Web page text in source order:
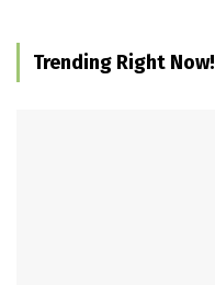
Trending Right Now!